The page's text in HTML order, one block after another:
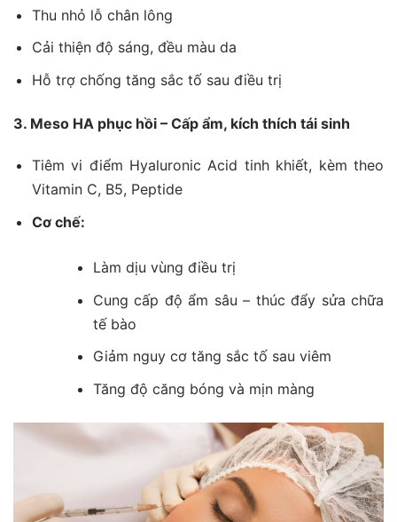
Thu nhỏ lỗ chân lông
Cải thiện độ sáng, đều màu da
Hỗ trợ chống tăng sắc tố sau điều trị
3. Meso HA phục hồi – Cấp ẩm, kích thích tái sinh
Tiêm vi điểm Hyaluronic Acid tinh khiết, kèm theo
Vitamin C, B5, Peptide
Cơ chế:
Làm dịu vùng điều trị
Cung cấp độ ẩm sâu – thúc đẩy sửa chữa
tế bào
Giảm nguy cơ tăng sắc tố sau viêm
Tăng độ căng bóng và mịn màng